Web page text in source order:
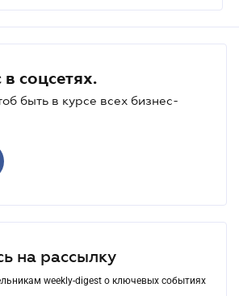
соцсетях.
быть в курсе всех бизнес-
на рассылку
weekly-digest о ключевых событиях